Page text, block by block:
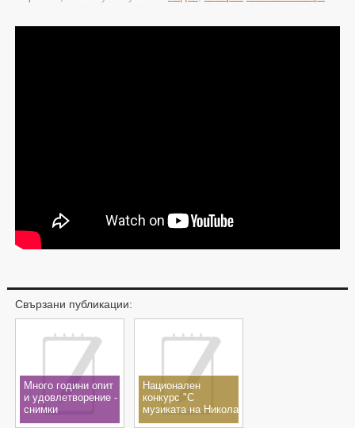
Свързани публикации:
Много години опит
и удовлетворение -
снимки
Национален
конкурс "С
музиката на Никола
Ганчев",